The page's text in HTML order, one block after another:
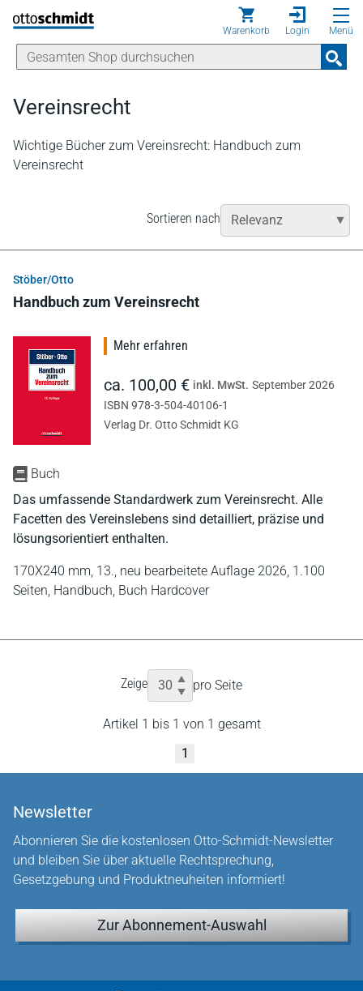
Direkt zum Inhalt
Warenkorb Login Menü
Vereinsrecht
Wichtige Bücher zum Vereinsrecht: Handbuch zum
Vereinsrecht
Sortieren nach
Stöber/Otto
Handbuch zum Vereinsrecht
Buch
Das umfassende Standardwerk zum Vereinsrecht. Alle
Facetten des Vereinslebens sind detailliert, präzise und
lösungsorientiert enthalten.
170X240 mm, 13., neu bearbeitete Auflage 2026, 1.100
Seiten, Handbuch, Buch Hardcover
Mehr erfahren
ca. 100,00 € inkl. MwSt. September 2026
ISBN 978-3-504-40106-1
Verlag Dr. Otto Schmidt KG
Zeige pro Seite
Artikel 1 bis 1 von 1 gesamt
1
Newsletter
Abonnieren Sie die kostenlosen Otto-Schmidt-Newsletter
und bleiben Sie über aktuelle Rechtsprechung,
Gesetzgebung und Produktneuheiten informiert!
Zur Abonnement-Auswahl